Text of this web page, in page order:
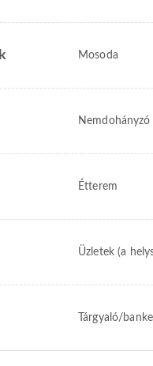
Mosoda
Nemdohányzó
Étterem
Üzletek (a
Tárgyaló/